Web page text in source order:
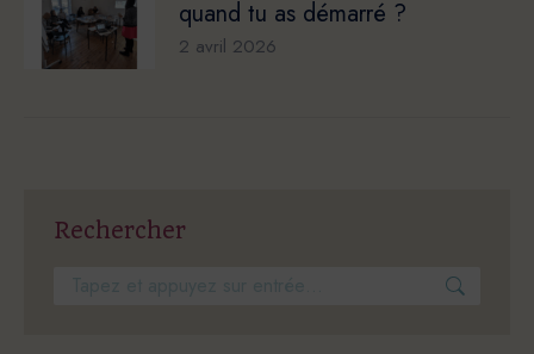
quand tu as démarré ?
2 avril 2026
Rechercher